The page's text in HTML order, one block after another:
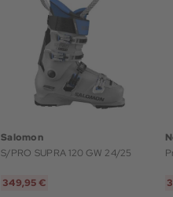
Salomon
S/PRO SUPRA 120 GW 24/25
349,95 €